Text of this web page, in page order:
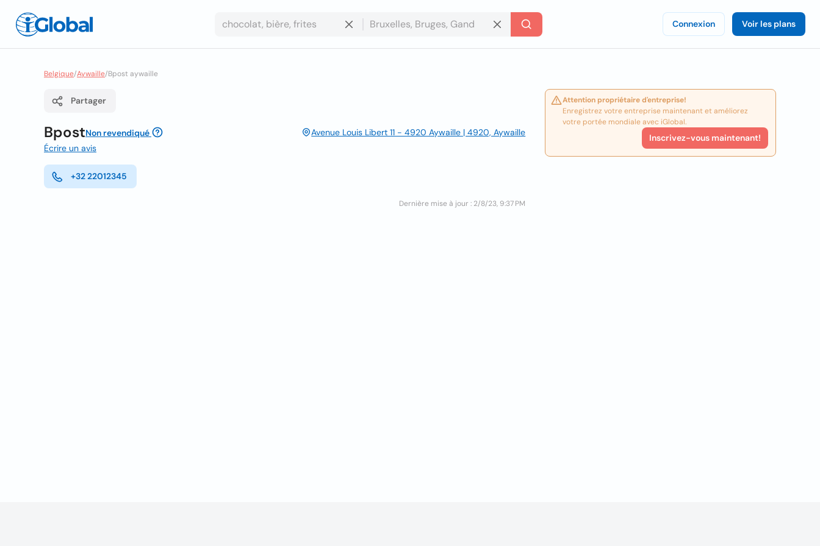
Connexion Voir les plans
Belgique/Aywaille/Bpost aywaille
Partager
BpostNon revendiqué
Avenue Louis Libert 11 - 4920 Aywaille | 4920, Aywaille
Écrire un avis
+32 22012345
Dernière mise à jour : 2/8/23, 9:37 PM
Attention propriétaire d'entreprise!
Enregistrez votre entreprise maintenant et améliorez
votre portée mondiale avec iGlobal.
Inscrivez-vous maintenant!